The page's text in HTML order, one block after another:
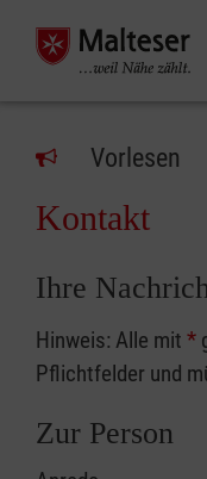
Vorlesen
Kontakt
Ihre
Hinweis: Alle mit *
Pflichtfelder und
Zur Person